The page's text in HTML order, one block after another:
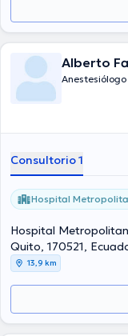
Alberto
Anestesiólogo
Consultorio 1
Hospital
Hospital
Quito, 170521,
13,9 km